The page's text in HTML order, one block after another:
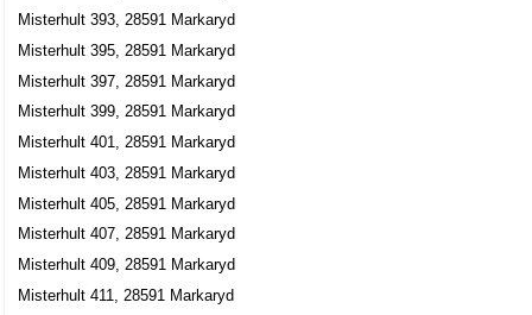
Misterhult 393, 28591 Markaryd
Misterhult 395, 28591 Markaryd
Misterhult 397, 28591 Markaryd
Misterhult 399, 28591 Markaryd
Misterhult 401, 28591 Markaryd
Misterhult 403, 28591 Markaryd
Misterhult 405, 28591 Markaryd
Misterhult 407, 28591 Markaryd
Misterhult 409, 28591 Markaryd
Misterhult 411, 28591 Markaryd